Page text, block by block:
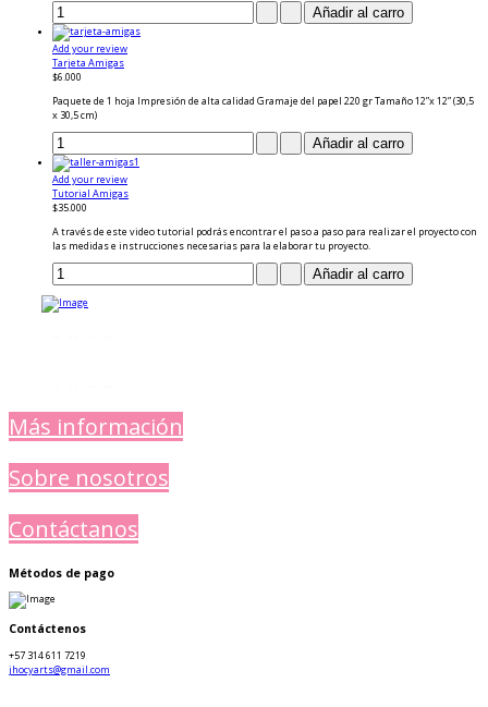
Add your review
Tarjeta Amigas
$6.000
Paquete de 1 hoja Impresión de alta calidad Gramaje del papel 220 gr Tamaño 12”x 12” (30,5
x 30,5 cm)
Add your review
Tutorial Amigas
$35.000
A través de este video tutorial podrás encontrar el paso a paso para realizar el proyecto con
las medidas e instrucciones necesarias para la elaborar tu proyecto.
Más información
Sobre nosotros
Contáctanos
Métodos de pago
Contáctenos
+57 314 611 7219
jhocyarts@gmail.com